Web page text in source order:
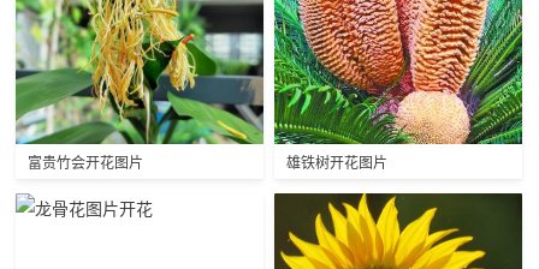
富贵竹会开花图片 雄铁树开花图片